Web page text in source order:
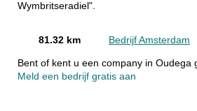
Wymbritseradiel".
81.32 km Bedrijf Amsterdam
Bent of kent u een company in Oudega
Meld een bedrijf gratis aan